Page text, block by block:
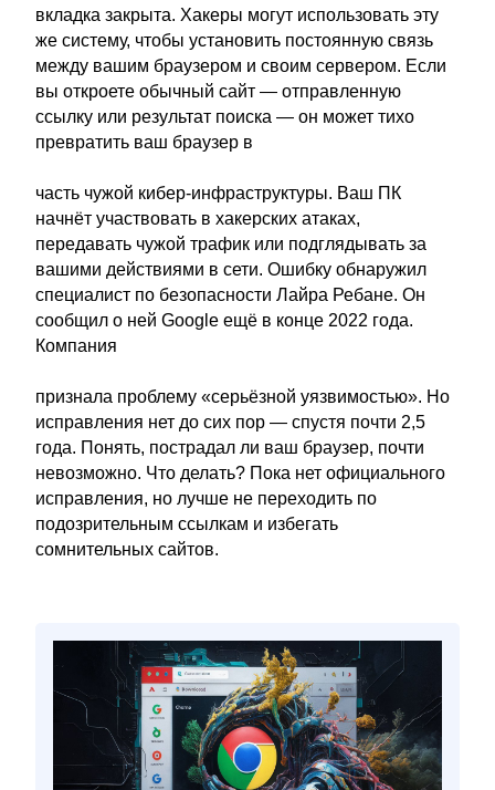
вкладка закрыта. Хакеры могут использовать эту
же систему, чтобы установить постоянную связь
между вашим браузером и своим сервером. Если
вы откроете обычный сайт — отправленную
ссылку или результат поиска — он может тихо
превратить ваш браузер в
часть чужой кибер-инфраструктуры. Ваш ПК
начнёт участвовать в хакерских атаках,
передавать чужой трафик или подглядывать за
вашими действиями в сети. Ошибку обнаружил
специалист по безопасности Лайра Ребане. Он
сообщил о ней Google ещё в конце 2022 года.
Компания
признала проблему «серьёзной уязвимостью». Но
исправления нет до сих пор — спустя почти 2,5
года. Понять, пострадал ли ваш браузер, почти
невозможно. Что делать? Пока нет официального
исправления, но лучше не переходить по
подозрительным ссылкам и избегать
сомнительных сайтов.